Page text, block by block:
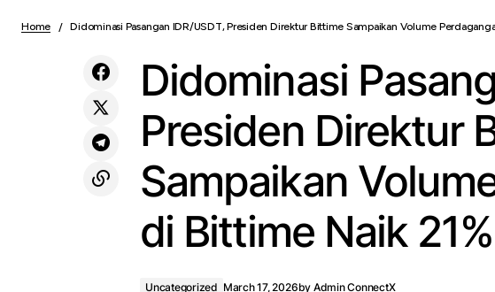
Steel Group Tandatangani Perjanjian
Uncategorized Didominasi
Home Didominasi Pasangan IDR/USDT, Presiden Direktur Bittime Sampaikan Volume
Didominasi
Presiden Direktur
Sampaikan
di Bittime Naik 21%
Uncategorized March 17, 2026by Admin ConnectX